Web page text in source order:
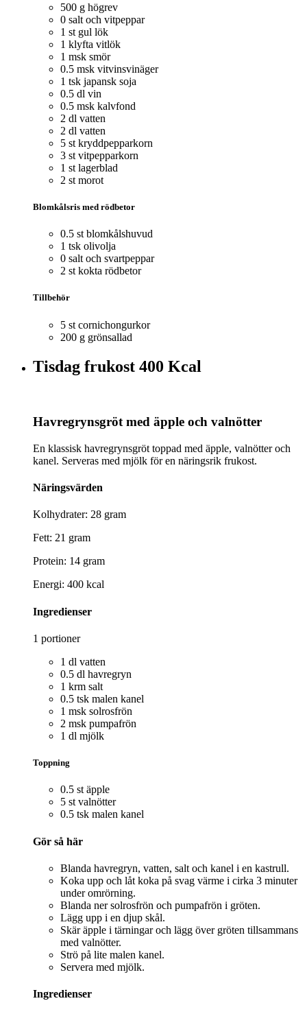
500 g högrev
0 salt och vitpeppar
1 st gul lök
1 klyfta vitlök
1 msk smör
0.5 msk vitvinsvinäger
1 tsk japansk soja
0.5 dl vin
0.5 msk kalvfond
2 dl vatten
2 dl vatten
5 st kryddpepparkorn
3 st vitpepparkorn
1 st lagerblad
2 st morot
Blomkålsris med rödbetor
0.5 st blomkålshuvud
1 tsk olivolja
0 salt och svartpeppar
2 st kokta rödbetor
Tillbehör
5 st cornichongurkor
200 g grönsallad
Tisdag frukost 400 Kcal
Havregrynsgröt med äpple och valnötter
En klassisk havregrynsgröt toppad med äpple, valnötter och
kanel. Serveras med mjölk för en näringsrik frukost.
Näringsvärden
Kolhydrater: 28 gram
Fett: 21 gram
Protein: 14 gram
Energi: 400 kcal
Ingredienser
1 portioner
1 dl vatten
0.5 dl havregryn
1 krm salt
0.5 tsk malen kanel
1 msk solrosfrön
2 msk pumpafrön
1 dl mjölk
Toppning
0.5 st äpple
5 st valnötter
0.5 tsk malen kanel
Gör så här
Blanda havregryn, vatten, salt och kanel i en kastrull.
Koka upp och låt koka på svag värme i cirka 3 minuter
under omrörning.
Blanda ner solrosfrön och pumpafrön i gröten.
Lägg upp i en djup skål.
Skär äpple i tärningar och lägg över gröten tillsammans
med valnötter.
Strö på lite malen kanel.
Servera med mjölk.
Ingredienser